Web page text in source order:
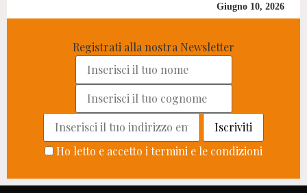
Giugno 10, 2026
Registrati alla nostra Newsletter
Ho letto e accetto i termini e le condizioni